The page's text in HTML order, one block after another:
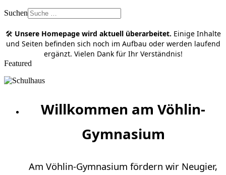
Suchen
🛠️ Unsere Homepage wird aktuell überarbeitet. Einige Inhalte
und Seiten befinden sich noch im Aufbau oder werden laufend
ergänzt. Vielen Dank für Ihr Verständnis!
Featured
Willkommen am Vöhlin-
Gymnasium
Am Vöhlin-Gymnasium fördern wir Neugier,